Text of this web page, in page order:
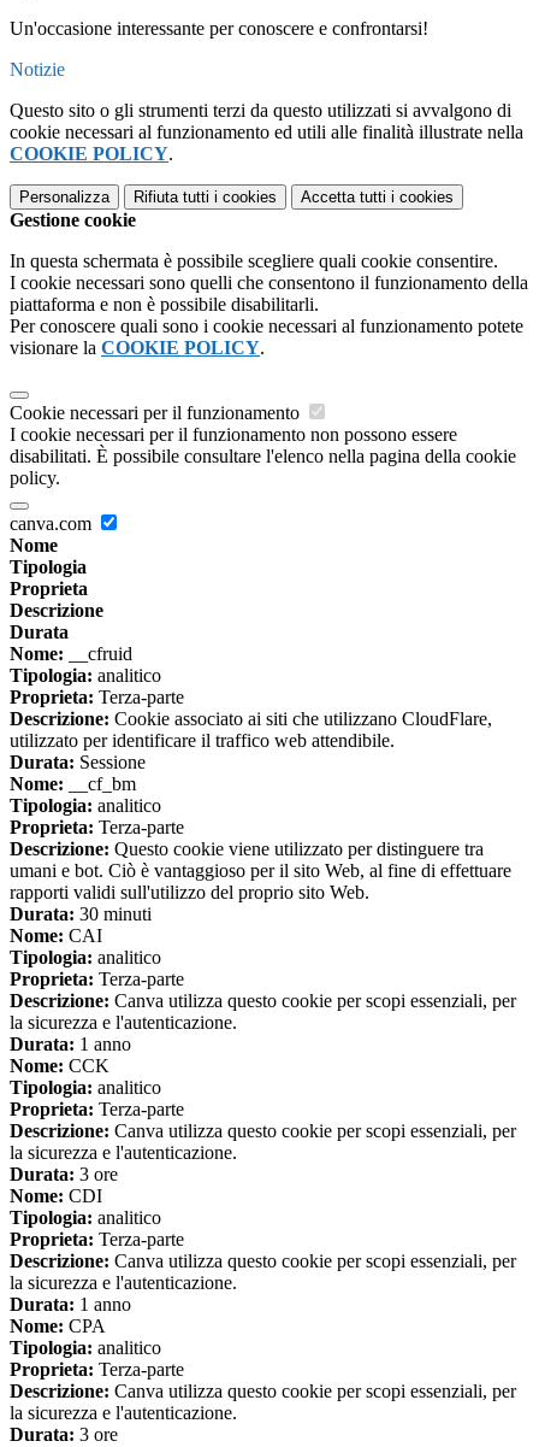
Un'occasione interessante per conoscere e confrontarsi!
Notizie
Questo sito o gli strumenti terzi da questo utilizzati si avvalgono di
cookie necessari al funzionamento ed utili alle finalità illustrate nella
COOKIE POLICY.
Personalizza Rifiuta tutti i cookies Accetta tutti i cookies
Gestione cookie
In questa schermata è possibile scegliere quali cookie consentire.
I cookie necessari sono quelli che consentono il funzionamento della
piattaforma e non è possibile disabilitarli.
Per conoscere quali sono i cookie necessari al funzionamento potete
visionare la COOKIE POLICY.
Cookie necessari per il funzionamento
I cookie necessari per il funzionamento non possono essere
disabilitati. È possibile consultare l'elenco nella pagina della cookie
policy.
canva.com
Nome
Tipologia
Proprieta
Descrizione
Durata
Nome: __cfruid
Tipologia: analitico
Proprieta: Terza-parte
Descrizione: Cookie associato ai siti che utilizzano CloudFlare,
utilizzato per identificare il traffico web attendibile.
Durata: Sessione
Nome: __cf_bm
Tipologia: analitico
Proprieta: Terza-parte
Descrizione: Questo cookie viene utilizzato per distinguere tra
umani e bot. Ciò è vantaggioso per il sito Web, al fine di effettuare
rapporti validi sull'utilizzo del proprio sito Web.
Durata: 30 minuti
Nome: CAI
Tipologia: analitico
Proprieta: Terza-parte
Descrizione: Canva utilizza questo cookie per scopi essenziali, per
la sicurezza e l'autenticazione.
Durata: 1 anno
Nome: CCK
Tipologia: analitico
Proprieta: Terza-parte
Descrizione: Canva utilizza questo cookie per scopi essenziali, per
la sicurezza e l'autenticazione.
Durata: 3 ore
Nome: CDI
Tipologia: analitico
Proprieta: Terza-parte
Descrizione: Canva utilizza questo cookie per scopi essenziali, per
la sicurezza e l'autenticazione.
Durata: 1 anno
Nome: CPA
Tipologia: analitico
Proprieta: Terza-parte
Descrizione: Canva utilizza questo cookie per scopi essenziali, per
la sicurezza e l'autenticazione.
Durata: 3 ore